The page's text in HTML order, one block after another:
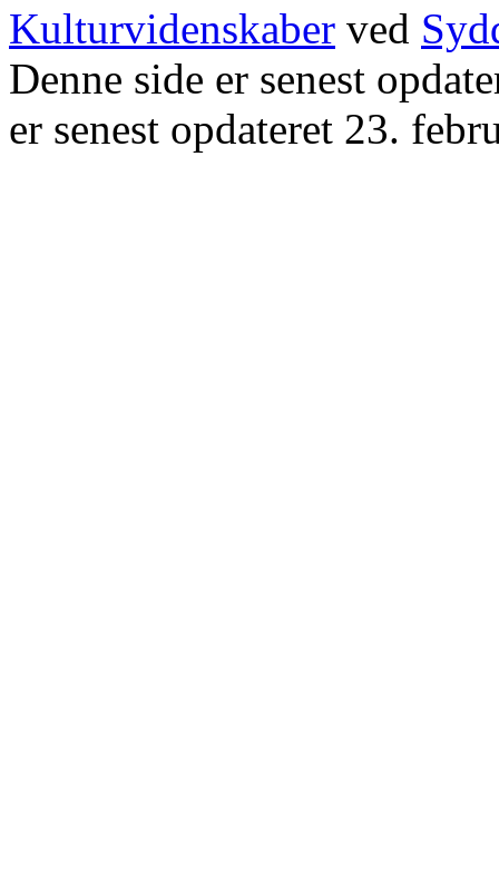
Kulturvidenskaber ved
Denne side er senest
er senest opdateret 23.